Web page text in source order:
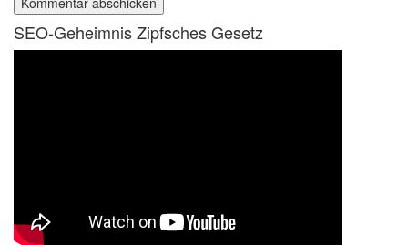
SEO-Geheimnis Zipfsches Gesetz